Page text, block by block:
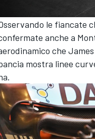
le fiancate
anche a
che
mostra linee